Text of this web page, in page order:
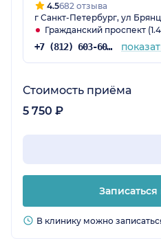
4.5682 отзыва
г Санкт-Петербург, ул
Гражданский проспект
+7 (812) 603-60-42
Стоимость приёма
5 750 ₽
В клинику можно